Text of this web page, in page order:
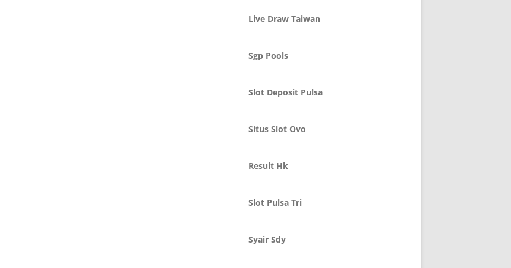
Live Draw Taiwan
Sgp Pools
Slot Deposit Pulsa
Situs Slot Ovo
Result Hk
Slot Pulsa Tri
Syair Sdy